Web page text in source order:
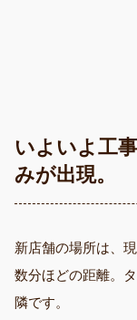
いよいよ工
みが出現。
新店舗の場所は、
数分ほどの距離。
隣です。